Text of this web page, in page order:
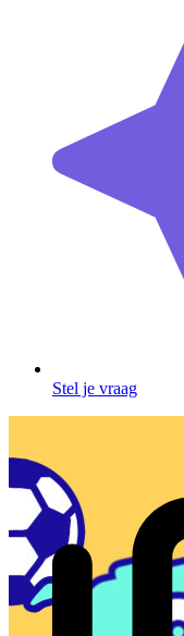
Stel je vraag